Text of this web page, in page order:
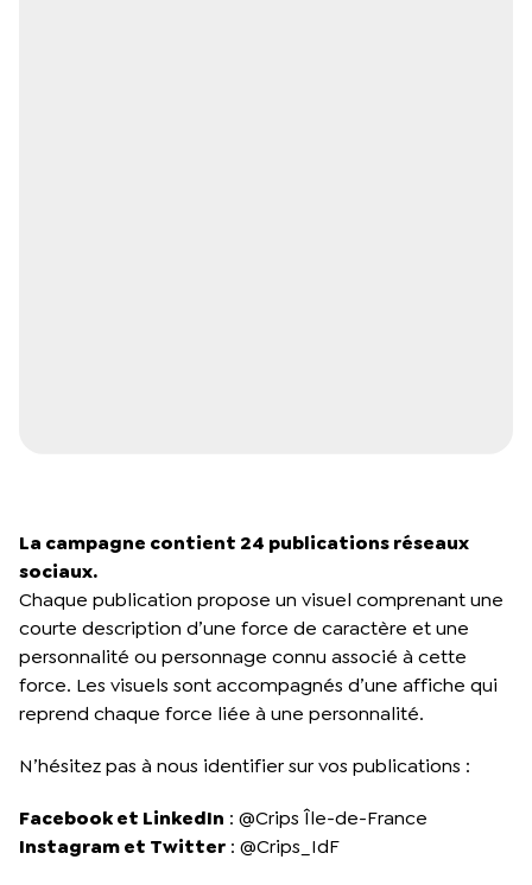
La campagne contient 24 publications réseaux
sociaux.
Chaque publication propose un visuel comprenant une
courte description d’une force de caractère et une
personnalité ou personnage connu associé à cette
force. Les visuels sont accompagnés d’une affiche qui
reprend chaque force liée à une personnalité.
N’hésitez pas à nous identifier sur vos publications :
Facebook et LinkedIn : @Crips Île-de-France
Instagram et Twitter : @Crips_IdF